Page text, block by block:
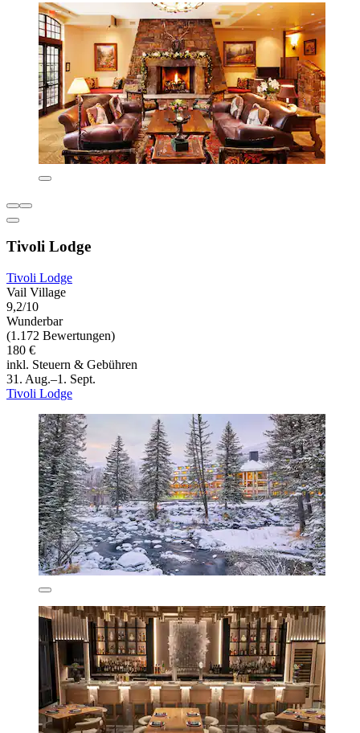
Tivoli Lodge
Tivoli Lodge
Vail Village
9,2/10
Wunderbar
(1.172 Bewertungen)
180 €
inkl. Steuern & Gebühren
31. Aug.–1. Sept.
Tivoli Lodge